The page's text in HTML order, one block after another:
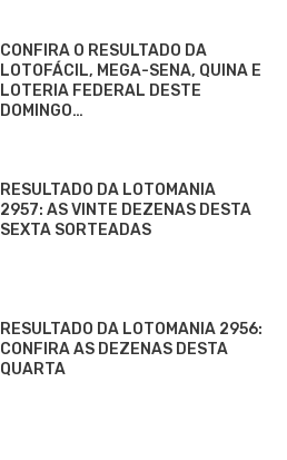
CONFIRA O RESULTADO DA
LOTOFÁCIL, MEGA-SENA, QUINA E
LOTERIA FEDERAL DESTE
DOMINGO…
RESULTADO DA LOTOMANIA
2957: AS VINTE DEZENAS DESTA
SEXTA SORTEADAS
RESULTADO DA LOTOMANIA 2956:
CONFIRA AS DEZENAS DESTA
QUARTA